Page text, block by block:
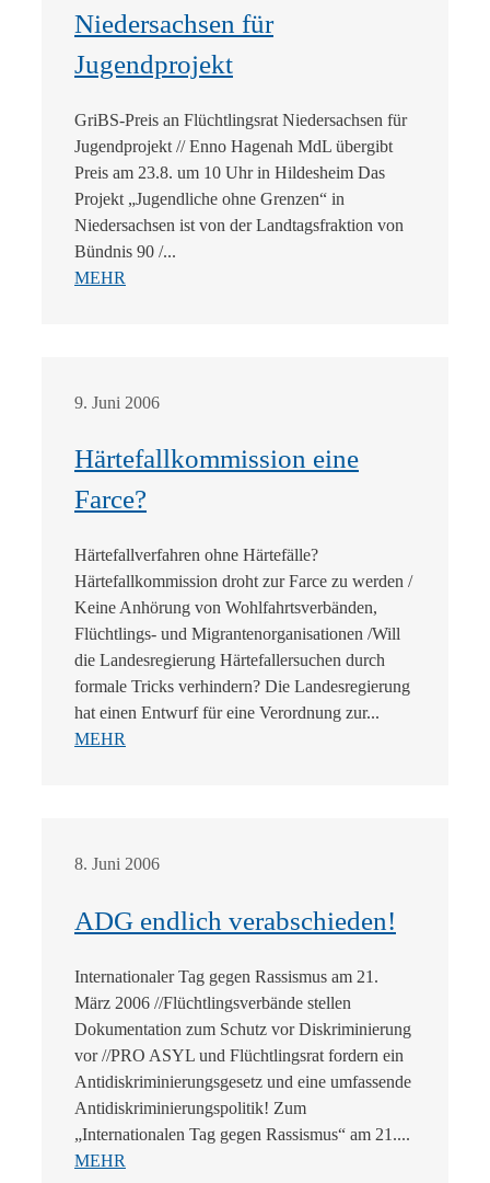
Niedersachsen für
Jugendprojekt
GriBS-Preis an Flüchtlingsrat Niedersachsen für
Jugendprojekt // Enno Hagenah MdL übergibt
Preis am 23.8. um 10 Uhr in Hildesheim Das
Projekt „Jugendliche ohne Grenzen“ in
Niedersachsen ist von der Landtagsfraktion von
Bündnis 90 /...
MEHR
9. Juni 2006
Härtefallkommission eine
Farce?
Härtefallverfahren ohne Härtefälle?
Härtefallkommission droht zur Farce zu werden /
Keine Anhörung von Wohlfahrtsverbänden,
Flüchtlings- und Migrantenorganisationen /Will
die Landesregierung Härtefallersuchen durch
formale Tricks verhindern? Die Landesregierung
hat einen Entwurf für eine Verordnung zur...
MEHR
8. Juni 2006
ADG endlich verabschieden!
Internationaler Tag gegen Rassismus am 21.
März 2006 //Flüchtlingsverbände stellen
Dokumentation zum Schutz vor Diskriminierung
vor //PRO ASYL und Flüchtlingsrat fordern ein
Antidiskriminierungsgesetz und eine umfassende
Antidiskriminierungspolitik! Zum
„Internationalen Tag gegen Rassismus“ am 21....
MEHR